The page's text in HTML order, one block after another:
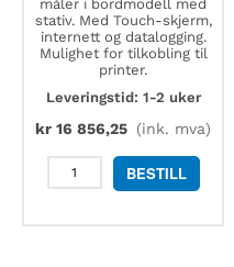
måler i bordmodell med
stativ. Med Touch-skjerm,
internett og datalogging.
Mulighet for tilkobling til
printer.
Leveringstid: 1-2 uker
kr 16 856,25 (ink. mva)
Hanna
HI6221
BESTILL